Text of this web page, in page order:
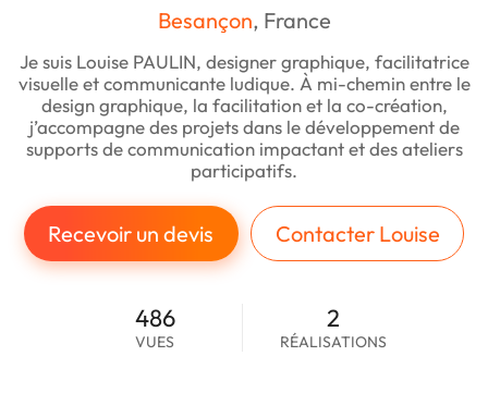
Besançon, France
Je suis Louise PAULIN, designer graphique, facilitatrice
visuelle et communicante ludique. À mi-chemin entre le
design graphique, la facilitation et la co-création,
j’accompagne des projets dans le développement de
supports de communication impactant et des ateliers
participatifs.
Recevoir un devis Contacter Louise
486
VUES
2
RÉALISATIONS